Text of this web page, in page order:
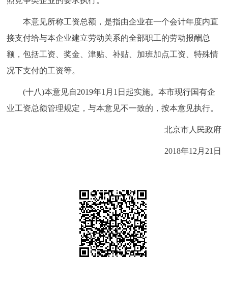
本意见所称工资总额，是指由企业在一个会计年度内直
接支付给与本企业建立劳动关系的全部职工的劳动报酬总
额，包括工资、奖金、津贴、补贴、加班加点工资、特殊情
况下支付的工资等。
(十八)本意见自2019年1月1日起实施。本市现行国有企
业工资总额管理规定，与本意见不一致的，按本意见执行。
北京市人民政府
2018年12月21日